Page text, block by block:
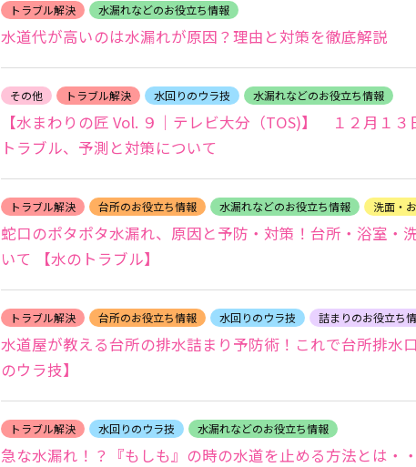
トラブル解決 水漏れなどのお役立ち情報
水道代が高いのは水漏れが原因？理由と対策を徹底解説
その他 トラブル解決 水回りのウラ技 水漏れなどのお役立ち情報
【水まわりの匠 Vol. ９｜テレビ大分（TOS)】 １２月
トラブル、予測と対策について
トラブル解決 台所のお役立ち情報 水漏れなどのお役立ち情報 洗面・
蛇口のポタポタ水漏れ、原因と予防・対策！台所・浴室・
いて 【水のトラブル】
トラブル解決 台所のお役立ち情報 水回りのウラ技 詰まりのお役立ち
水道屋が教える台所の排水詰まり予防術！これで台所排水
のウラ技】
トラブル解決 水回りのウラ技 水漏れなどのお役立ち情報
急な水漏れ！？『もしも』の時の水道を止める方法とは・